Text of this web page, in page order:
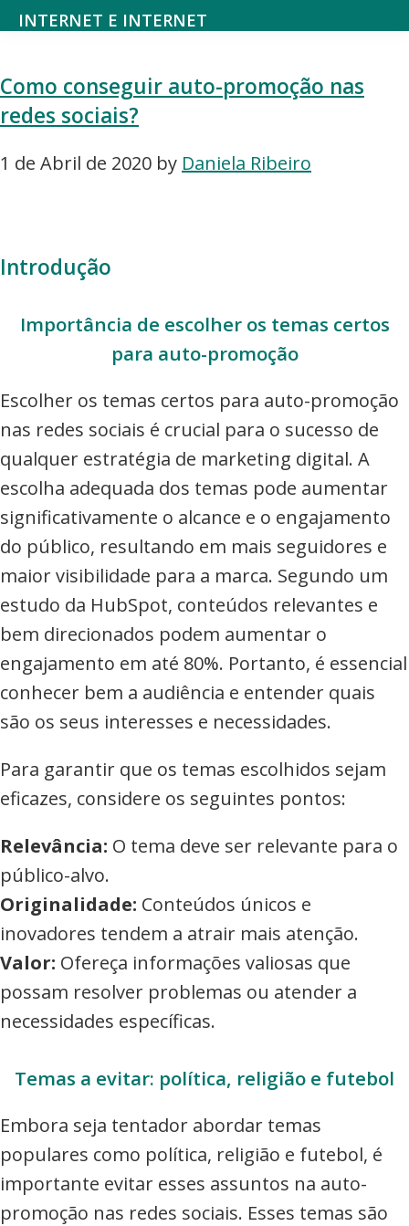
Saltar
o
menu
principal
Skip
main
content
INTERNET E INTERNET
alojamento,
domínios,
SEO,
design,
redes
e-
commerce,
Adwords
e
muito
mais
Como conseguir auto-promoção nas
redes sociais?
1 de Abril de 2020 by Daniela Ribeiro
Introdução
Importância de escolher os temas certos
para auto-promoção
Escolher os temas certos para auto-promoção
nas redes sociais é crucial para o sucesso de
qualquer estratégia de marketing digital. A
escolha adequada dos temas pode aumentar
significativamente o alcance e o engajamento
do público, resultando em mais seguidores e
maior visibilidade para a marca. Segundo um
estudo da HubSpot, conteúdos relevantes e
bem direcionados podem aumentar o
engajamento em até 80%. Portanto, é essencial
conhecer bem a audiência e entender quais
são os seus interesses e necessidades.
Para garantir que os temas escolhidos sejam
eficazes, considere os seguintes pontos:
Relevância: O tema deve ser relevante para o
público-alvo.
Originalidade: Conteúdos únicos e
inovadores tendem a atrair mais atenção.
Valor: Ofereça informações valiosas que
possam resolver problemas ou atender a
necessidades específicas.
Temas a evitar: política, religião e futebol
Embora seja tentador abordar temas
populares como política, religião e futebol, é
importante evitar esses assuntos na auto-
promoção nas redes sociais. Esses temas são